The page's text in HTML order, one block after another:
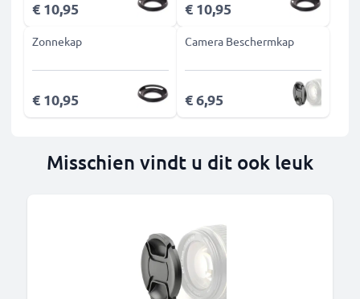
€ 10,95 € 10,95
Zonnekap
€ 10,95
Camera Beschermkap
€ 6,95
Misschien vindt u dit ook leuk